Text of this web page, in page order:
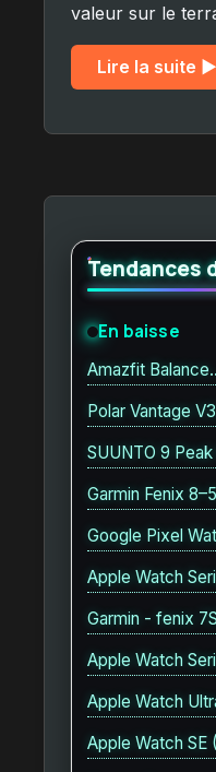
valeur sur le
Lire la suite ▶︎
Tendances
En baisse
Amazfit
Polar Vantage
SUUNTO 9
Garmin Fenix
Google Pixel
Apple Watch
Garmin - fenix
Apple Watch
Apple Watch
Apple Watch